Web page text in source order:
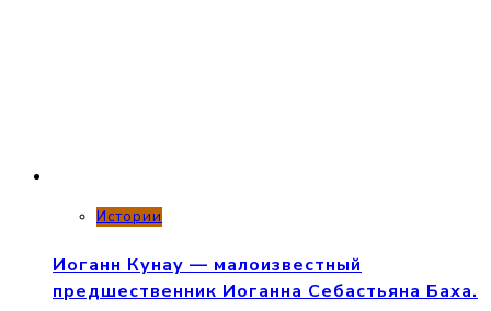
Истории
Иоганн Кунау — малоизвестный
предшественник Иоганна Себастьяна Баха.